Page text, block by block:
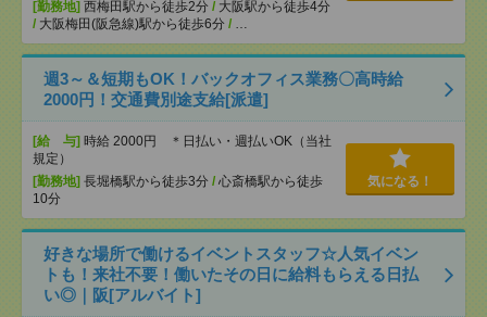
[勤務地] 西梅田駅から徒歩2分 / 大阪駅から徒歩4分
/ 大阪梅田(阪急線)駅から徒歩6分 / …
週3～＆短期もOK！バックオフィス業務〇高時給
2000円！交通費別途支給[派遣]
[給 与] 時給 2000円 ＊日払い・週払いOK（当社
規定）
[勤務地] 長堀橋駅から徒歩3分 / 心斎橋駅から徒歩
10分
気になる！
好きな場所で働けるイベントスタッフ☆人気イベン
トも！来社不要！働いたその日に給料もらえる日払
い◎｜阪[アルバイト]